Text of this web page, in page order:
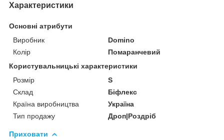
Характеристики
Основні атрибути
Виробник
Domino
Колір
Помаранчевий
Користувальницькі характеристики
Розмір
S
Склад
Біфлекс
Країна виробництва
Україна
Тип продажу
Дроп|Роздріб
Приховати